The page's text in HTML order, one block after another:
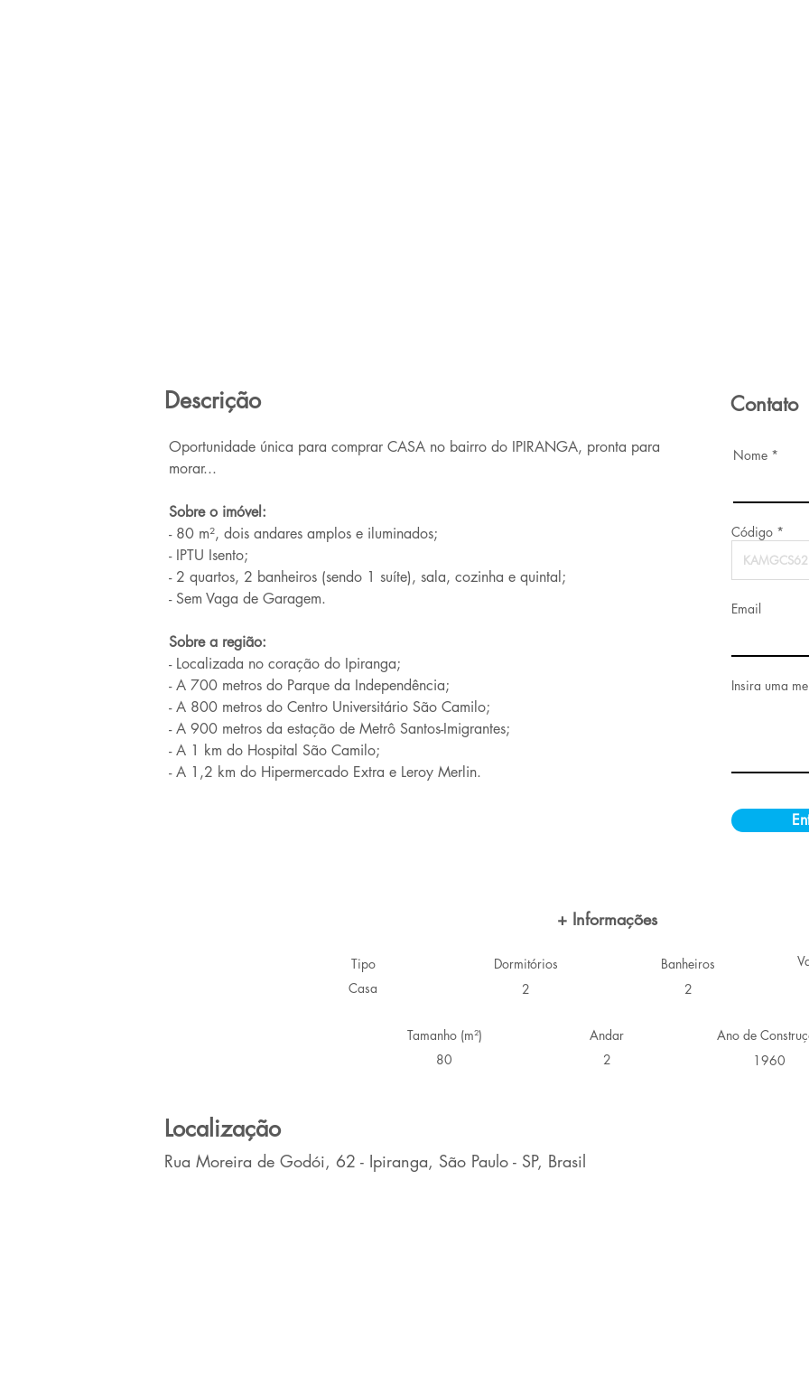
Descrição
Oportunidade única para comprar CASA no bairro do IPIRANGA, pronta para
morar...
Sobre o imóvel:
- 80 m², dois andares amplos e iluminados;
- IPTU Isento;
- 2 quartos, 2 banheiros (sendo 1 suíte), sala, cozinha e quintal;
- Sem Vaga de Garagem.
Sobre a região:
- Localizada no coração do Ipiranga;
- A 700 metros do Parque da Independência;
- A 800 metros do Centro Universitário São Camilo;
- A 900 metros da estação de Metrô Santos-Imigrantes;
- A 1 km do Hospital São Camilo;
- A 1,2 km do Hipermercado Extra e Leroy Merlin.
Contato
Nome
Código
Email
Insira uma
+ Informações
Tipo
Casa
Dormitórios
2
Banheiros
2
Tamanho (m²)
80
Andar
2
Ano de
1960
Localização
Rua Moreira de Godói, 62 - Ipiranga, São Paulo - SP, Brasil